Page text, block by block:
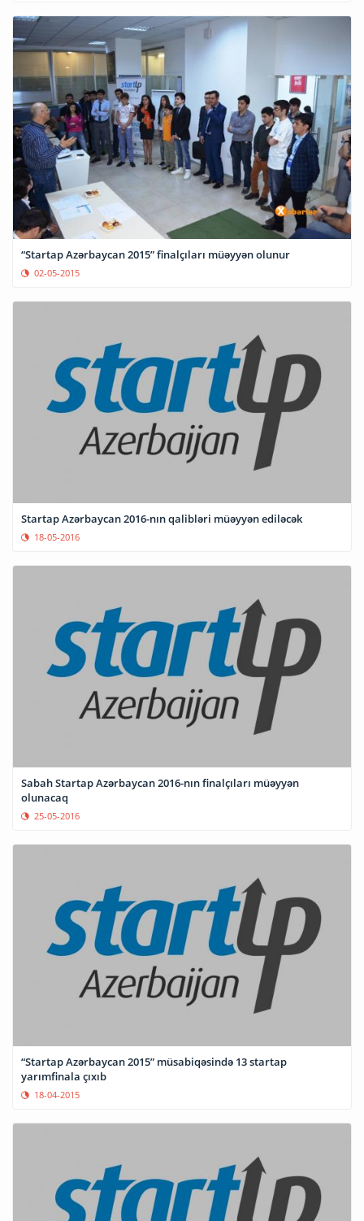
“Startap Azərbaycan 2015” finalçıları müəyyən olunur
02-05-2015
Startap Azərbaycan 2016-nın qalibləri müəyyən ediləcək
18-05-2016
Sabah Startap Azərbaycan 2016-nın finalçıları müəyyən
olunacaq
25-05-2016
“Startap Azərbaycan 2015” müsabiqəsində 13 startap
yarımfinala çıxıb
18-04-2015